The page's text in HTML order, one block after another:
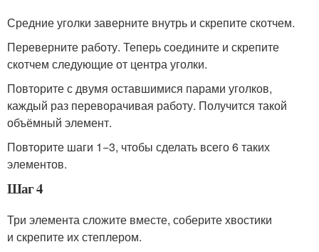
Средние уголки заверните внутрь и скрепите скотчем.
Переверните работу. Теперь соедините и скрепите
скотчем следующие от центра уголки.
Повторите с двумя оставшимися парами уголков,
каждый раз переворачивая работу. Получится такой
объёмный элемент.
Повторите шаги 1−3, чтобы сделать всего 6 таких
элементов.
Шаг 4
Три элемента сложите вместе, соберите хвостики
и скрепите их степлером.